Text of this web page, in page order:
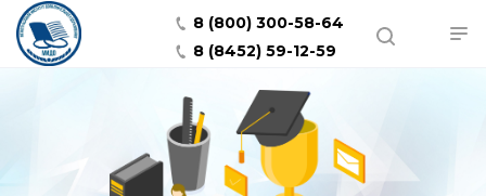
8 (800) 300-58-64
8 (8452) 59-12-59